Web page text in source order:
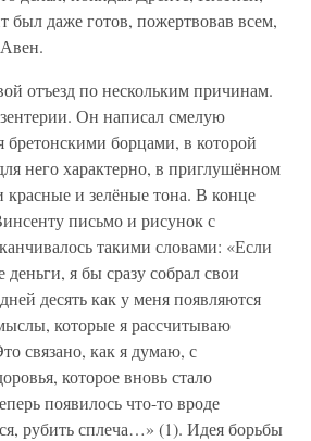
был даже готов, пожертвовав всем,
отъезд по нескольким причинам.
Он написал смелую
борцами, в которой
него характерно, в приглушённом
красные и зелёные тона. В конце
письмо и рисунок с
такими словами: «Если
я бы сразу собрал свои
десять как у меня появляются
которые я рассчитываю
связано, как я думаю, с
которое вновь стало
появилось что-то вроде
рубить сплеча…» (1). Идея борьбы